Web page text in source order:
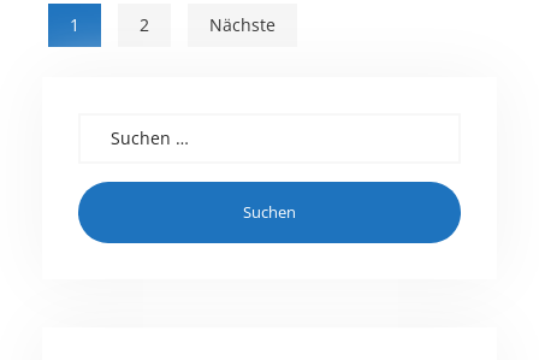
Seitennummerierung der
1 2 Nächste
Suchen nach: